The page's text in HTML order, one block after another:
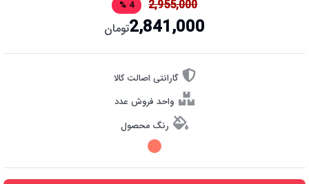
2,955,000
4 %
2,841,000تومان
گارانتی اصالت کالا
واحد فروش عدد
رنگ محصول